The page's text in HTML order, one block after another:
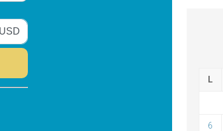
L
6